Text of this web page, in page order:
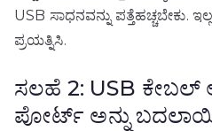
USB ಸಾಧನವನ್ನು ಪತ್ತೆಹಚ್ಚಬೇಕು.
ಪ್ರಯತ್ನಿಸಿ.
ಸಲಹೆ 2: USB ಕೇಬಲ್
ಪೋರ್ಟ್ ಅನ್ನು